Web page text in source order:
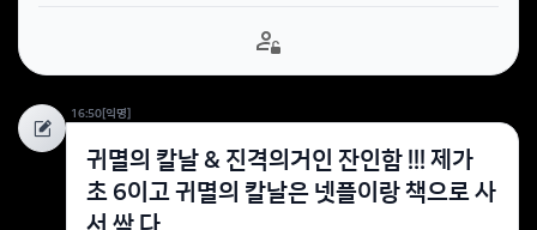
16:50[익명]
귀멸의 칼날 & 진격의거인 잔인함 !!! 제가
초 6이고 귀멸의 칼날은 넷플이랑 책으로 사
서 싹 다